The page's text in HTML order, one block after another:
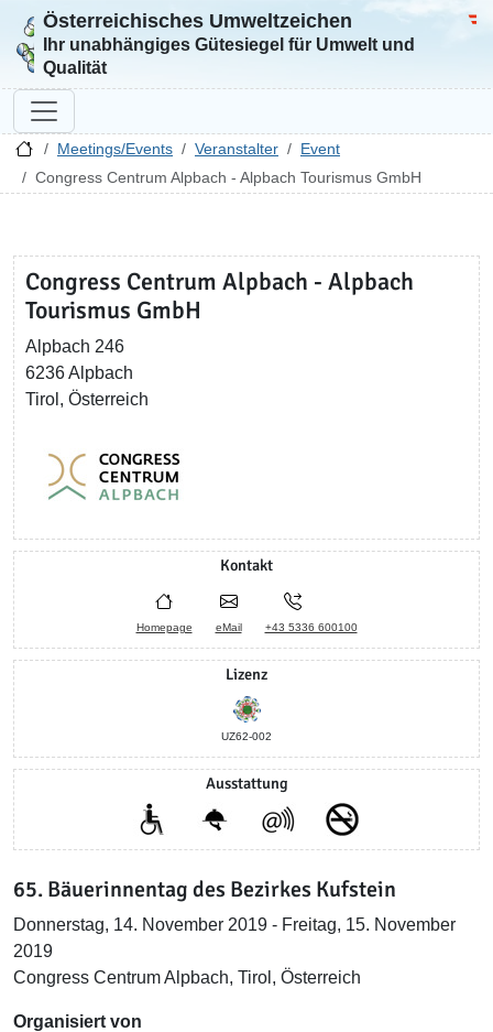
Zur Startseite
Österreichisches Umweltzeichen
Ihr unabhängiges Gütesiegel für Umwelt und
Qualität
Meetings/Events Veranstalter
Event
Congress Centrum Alpbach - Alpbach Tourismus GmbH
Congress Centrum Alpbach - Alpbach
Tourismus GmbH
Alpbach 246
6236 Alpbach
Tirol, Österreich
Kontakt
Homepage eMail +43 5336 600100
Lizenz
UZ62-002
Ausstattung
65. Bäuerinnentag des Bezirkes Kufstein
Donnerstag, 14. November 2019 - Freitag, 15. November
2019
Congress Centrum Alpbach, Tirol, Österreich
Organisiert von